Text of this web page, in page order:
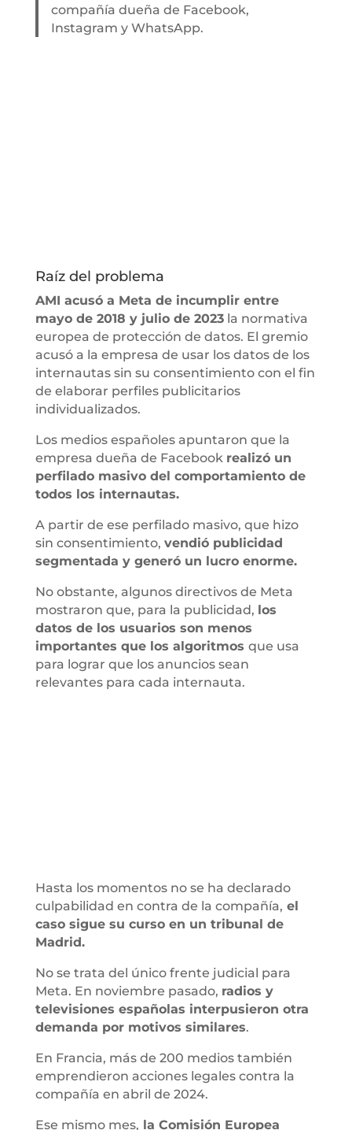
compañía dueña de Facebook,
Instagram y WhatsApp.
Raíz del problema
AMI acusó a Meta de incumplir entre
mayo de 2018 y julio de 2023la normativa
europea de protección de datos. El gremio
acusó a la empresa de usar los datos de los
internautas sin su consentimiento con el fin
de elaborar perfiles publicitarios
individualizados.
Los medios españoles apuntaron que la
empresa dueña de Facebook realizó un
perfilado masivo del comportamiento de
todos los internautas.
A partir de ese perfilado masivo, que hizo
sin consentimiento, vendió publicidad
segmentada y generó un lucro enorme.
No obstante, algunos directivos de Meta
mostraron que, para la publicidad, los
datos de los usuarios son menos
importantes que los algoritmos que usa
para lograr que los anuncios sean
relevantes para cada internauta.
Hasta los momentos no se ha declarado
culpabilidad en contra de la compañía, el
caso sigue su curso en un tribunal de
Madrid.
No se trata del único frente judicial para
Meta. En noviembre pasado, radios y
televisiones españolas interpusieron otra
demanda por motivos similares.
En Francia, más de 200 medios también
emprendieron acciones legales contra la
compañía en abril de 2024.
Ese mismo mes, la Comisión Europea